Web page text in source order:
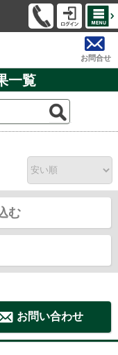
お問合せ
一覧
む
お問い合わせ